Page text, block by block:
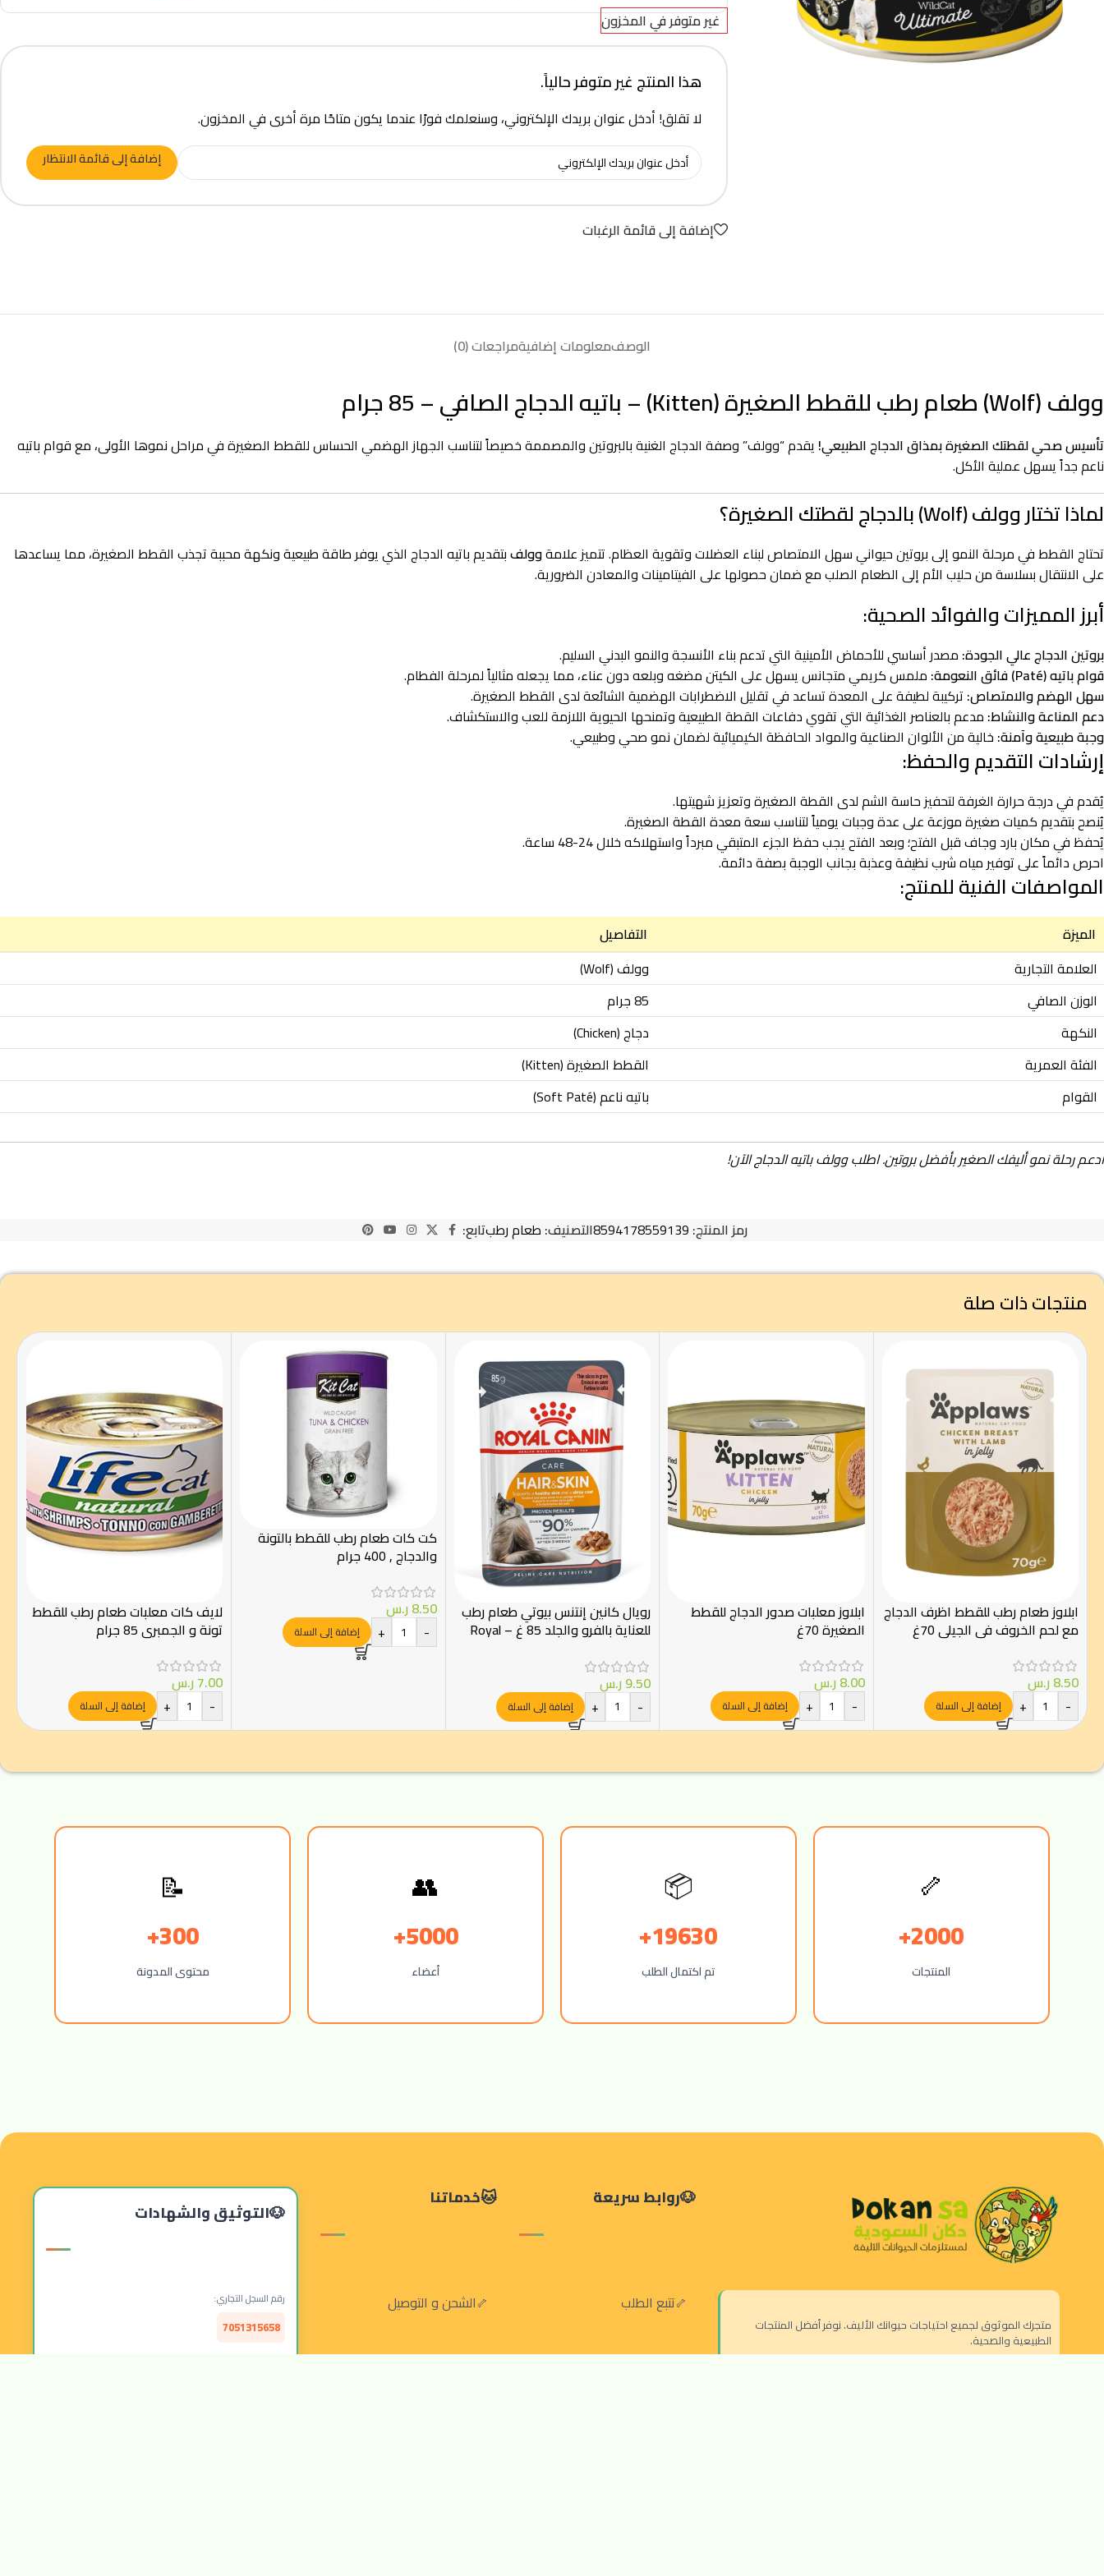
غير متوفر في المخزون
هذا المنتج غير متوفر حالياً.
لا تقلق! أدخل عنوان بريدك الإلكتروني، وسنعلمك فورًا عندما يكون متاحًا مرة أخرى في المخزون.
إضافة إلى قائمة الانتظار
إضافة إلى قائمة الرغبات
الوصفمعلومات إضافيةمراجعات (0)
وولف (Wolf) طعام رطب للقطط الصغيرة (Kitten) – باتيه الدجاج الصافي – 85 جرام
تأسيس صحي لقطتك الصغيرة بمذاق الدجاج الطبيعي! يقدم “وولف” وصفة الدجاج الغنية بالبروتين والمصممة خصيصاً لتناسب الجهاز الهضمي الحساس للقطط الصغيرة في مراحل نموها الأولى، مع قوام باتيه
ناعم جداً يسهل عملية الأكل.
لماذا تختار وولف (Wolf) بالدجاج لقطتك الصغيرة؟
تحتاج القطط في مرحلة النمو إلى بروتين حيواني سهل الامتصاص لبناء العضلات وتقوية العظام. تتميز علامةوولفبتقديم باتيه الدجاج الذي يوفر طاقة طبيعية ونكهة محببة تجذب القطط الصغيرة، مما يساعدها
على الانتقال بسلاسة من حليب الأم إلى الطعام الصلب مع ضمان حصولها على الفيتامينات والمعادن الضرورية.
أبرز المميزات والفوائد الصحية:
بروتين الدجاج عالي الجودة: مصدر أساسي للأحماض الأمينية التي تدعم بناء الأنسجة والنمو البدني السليم.
قوام باتيه (Paté) فائق النعومة:
ملمس كريمي متجانس يسهل على الكيتن مضغه وبلعه دون عناء، مما يجعله مثالياً لمرحلة الفطام.
سهل الهضم والامتصاص: تركيبة لطيفة على المعدة تساعد في تقليل الاضطرابات الهضمية الشائعة لدى القطط الصغيرة.
دعم المناعة والنشاط: مدعم بالعناصر الغذائية التي تقوي دفاعات القطة الطبيعية وتمنحها الحيوية اللازمة للعب والاستكشاف.
وجبة طبيعية وآمنة: خالية من الألوان الصناعية والمواد الحافظة الكيميائية لضمان نمو صحي وطبيعي.
إرشادات التقديم والحفظ:
يُقدم في درجة حرارة الغرفة لتحفيز حاسة الشم لدى القطة الصغيرة وتعزيز شهيتها.
يُنصح بتقديم كميات صغيرة موزعة على عدة وجبات يومياً لتناسب سعة معدة القطة الصغيرة.
يُحفظ في مكان بارد وجاف قبل الفتح؛ وبعد الفتح يجب حفظ الجزء المتبقي مبرداً واستهلاكه خلال 24-48 ساعة.
احرص دائماً على توفير مياه شرب نظيفة وعذبة بجانب الوجبة بصفة دائمة.
المواصفات الفنية للمنتج:
الميزة
التفاصيل
العلامة التجارية
وولف (Wolf)
الوزن الصافي
85 جرام
النكهة
دجاج (Chicken)
الفئة العمرية
القطط الصغيرة (Kitten)
القوام
باتيه ناعم (Soft Paté)
ادعم رحلة نمو أليفك الصغير بأفضل بروتين. اطلب وولف باتيه الدجاج الآن!
رمز المنتج: 8594178559139التصنيف: طعام رطبتابع:
منتجات ذات صلة
ابلاوز طعام رطب للقطط اظرف الدجاج
مع لحم الخروف في الجيلي 70غ
8.50ر.س
-
+ إضافة إلى السلة
ابلاوز معلبات صدور الدجاج للقطط
الصغيرة 70غ
8.00ر.س
-
+ إضافة إلى السلة
رويال كانين إنتنس بيوتي طعام رطب
للعناية بالفرو والجلد 85 غ – Royal
9.50ر.س
-
+ إضافة إلى السلة
كت كات طعام رطب للقطط بالتونة
والدجاج , 400 جرام
8.50ر.س
-
+ إضافة إلى السلة
لايف كات معلبات طعام رطب للقطط
تونة و الجمبري 85 جرام
7.00ر.س
-
+ إضافة إلى السلة
🦴
2000+
المنتجات
📦
19630+
تم اكتمال الطلب
👥
5000+
أعضاء
📝
300+
محتوى المدونة
متجرك الموثوق لجميع احتياجات حيوانك الأليف. نوفر أفضل المنتجات
الطبيعية والصحية.
روابط سريعة
تتبع الطلب
خدماتنا
الشحن و التوصيل
التوثيق والشهادات
رقم السجل التجاري:
7051315658